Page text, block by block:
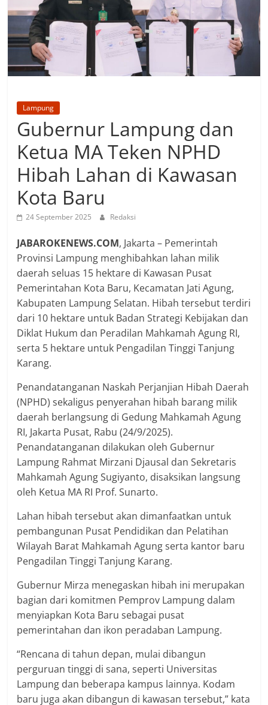
Lampung
Gubernur Lampung dan
Ketua MA Teken NPHD
Hibah Lahan di Kawasan
Kota Baru
24 September 2025 Redaksi
JABAROKENEWS.COM, Jakarta – Pemerintah
Provinsi Lampung menghibahkan lahan milik
daerah seluas 15 hektare di Kawasan Pusat
Pemerintahan Kota Baru, Kecamatan Jati Agung,
Kabupaten Lampung Selatan. Hibah tersebut terdiri
dari 10 hektare untuk Badan Strategi Kebijakan dan
Diklat Hukum dan Peradilan Mahkamah Agung RI,
serta 5 hektare untuk Pengadilan Tinggi Tanjung
Karang.
Penandatanganan Naskah Perjanjian Hibah Daerah
(NPHD) sekaligus penyerahan hibah barang milik
daerah berlangsung di Gedung Mahkamah Agung
RI, Jakarta Pusat, Rabu (24/9/2025).
Penandatanganan dilakukan oleh Gubernur
Lampung Rahmat Mirzani Djausal dan Sekretaris
Mahkamah Agung Sugiyanto, disaksikan langsung
oleh Ketua MA RI Prof. Sunarto.
Lahan hibah tersebut akan dimanfaatkan untuk
pembangunan Pusat Pendidikan dan Pelatihan
Wilayah Barat Mahkamah Agung serta kantor baru
Pengadilan Tinggi Tanjung Karang.
Gubernur Mirza menegaskan hibah ini merupakan
bagian dari komitmen Pemprov Lampung dalam
menyiapkan Kota Baru sebagai pusat
pemerintahan dan ikon peradaban Lampung.
“Rencana di tahun depan, mulai dibangun
perguruan tinggi di sana, seperti Universitas
Lampung dan beberapa kampus lainnya. Kodam
baru juga akan dibangun di kawasan tersebut,” kata